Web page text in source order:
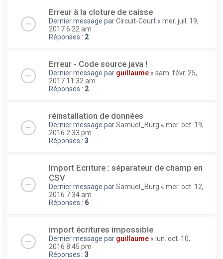
Erreur à la cloture de caisse
Dernier message parCircuit-Court « mer. juil. 19,
2017 6:22 am
Réponses : 2
Erreur - Code source java !
Dernier message par guillaume « sam. févr. 25,
2017 11:32 am
Réponses : 2
réinstallation de données
Dernier message parSamuel_Burg « mer. oct. 19,
2016 2:33 pm
Réponses : 3
Import Ecriture : séparateur de champ en
CSV
Dernier message parSamuel_Burg « mer. oct. 12,
2016 7:34 am
Réponses : 6
import écritures impossible
Dernier message par guillaume « lun. oct. 10,
2016 8:45 pm
Réponses : 3